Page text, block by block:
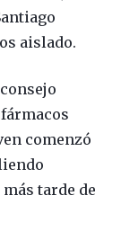
aislado.
comenzó
tarde de